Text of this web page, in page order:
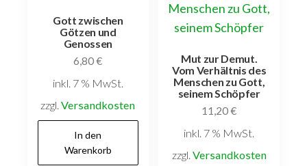
Gott zwischen
Götzen und
Genossen
6,80€
inkl. 7 % MwSt.
zzgl.Versandkosten
In den
Warenkorb
Mut zur Demut.
Vom Verhältnis des
Menschen zu Gott,
seinem Schöpfer
11,20€
inkl. 7 % MwSt.
zzgl. Versandkosten